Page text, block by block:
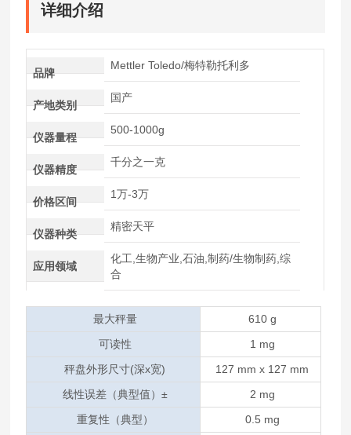
详细介绍
品牌
Mettler Toledo/梅特勒托利多
产地类别
国产
仪器量程
500-1000g
仪器精度
千分之一克
价格区间
1万-3万
仪器种类
精密天平
应用领域
化工,生物产业,石油,制药/生物制药,综
合
最大秤量
610 g
可读性
1 mg
秤盘外形尺寸(深x宽)
127 mm x 127 mm
线性误差（典型值）±
2 mg
重复性（典型）
0.5 mg